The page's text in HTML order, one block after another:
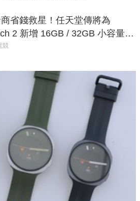
省錢救星！任天堂傳將為
2 新增 16GB / 32GB 小容量遊
選擇
競